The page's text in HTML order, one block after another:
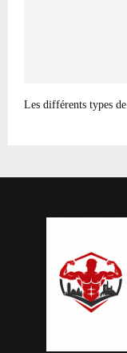
Les différents types